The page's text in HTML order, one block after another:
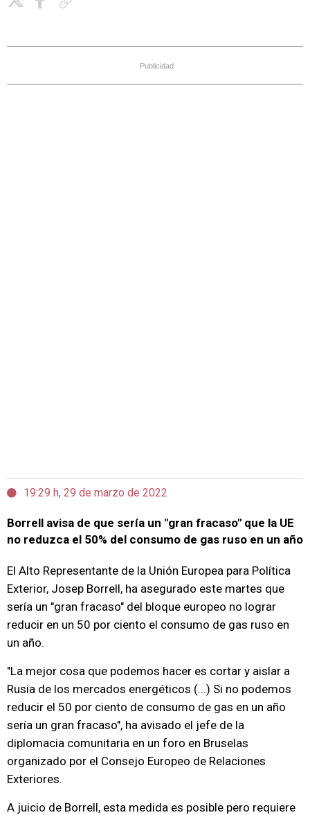
Publicidad
19:29 h, 29 de marzo de 2022
Borrell avisa de que sería un "gran fracaso" que la UE
no reduzca el 50% del consumo de gas ruso en un año
El Alto Representante de la Unión Europea para Política
Exterior, Josep Borrell, ha asegurado este martes que
sería un "gran fracaso" del bloque europeo no lograr
reducir en un 50 por ciento el consumo de gas ruso en
un año.
"La mejor cosa que podemos hacer es cortar y aislar a
Rusia de los mercados energéticos (...) Si no podemos
reducir el 50 por ciento de consumo de gas en un año
sería un gran fracaso", ha avisado el jefe de la
diplomacia comunitaria en un foro en Bruselas
organizado por el Consejo Europeo de Relaciones
Exteriores.
A juicio de Borrell, esta medida es posible pero requiere